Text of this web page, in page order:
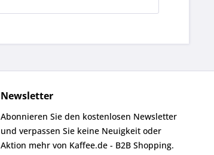
Newsletter
Abonnieren Sie den kostenlosen Newsletter
und verpassen Sie keine Neuigkeit oder
Aktion mehr von Kaffee.de - B2B Shopping.